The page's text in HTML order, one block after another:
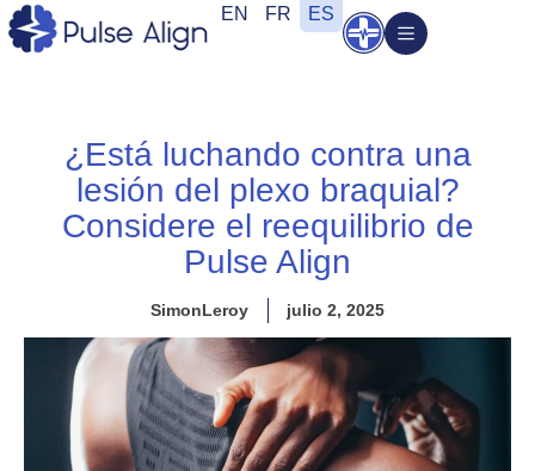
al
EN FR ES
Abrir
¿Está luchando contra una
lesión del plexo braquial?
Considere el reequilibrio de
Pulse Align
SimonLeroy julio 2, 2025